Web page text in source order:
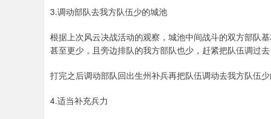
3.调动部队去我方队伍少的城池
根据上次风云决战活动的观察，城池中间战斗的双方部队
甚至更少，且旁边排队的我方部队也少，赶紧把队伍调过去
打完之后调动部队回出生州补兵再把队伍调动去我方队伍少
4.适当补充兵力